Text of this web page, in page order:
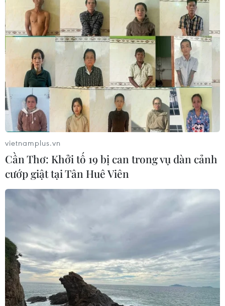
vietnamplus.vn
Cần Thơ: Khởi tố 19 bị can trong vụ dàn cảnh
cướp giật tại Tân Huê Viên